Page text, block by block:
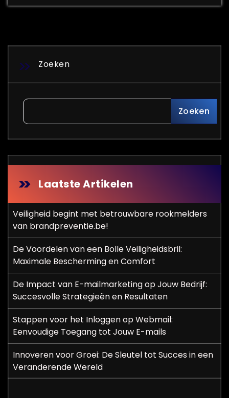
Zoeken
Zoeken
Laatste Artikelen
Veiligheid begint met betrouwbare rookmelders
van brandpreventie.be!
De Voordelen van een Bolle Veiligheidsbril:
Maximale Bescherming en Comfort
De Impact van E-mailmarketing op Jouw Bedrijf:
Succesvolle Strategieën en Resultaten
Stappen voor het Inloggen op Webmail:
Eenvoudige Toegang tot Jouw E-mails
Innoveren voor Groei: De Sleutel tot Succes in een
Veranderende Wereld